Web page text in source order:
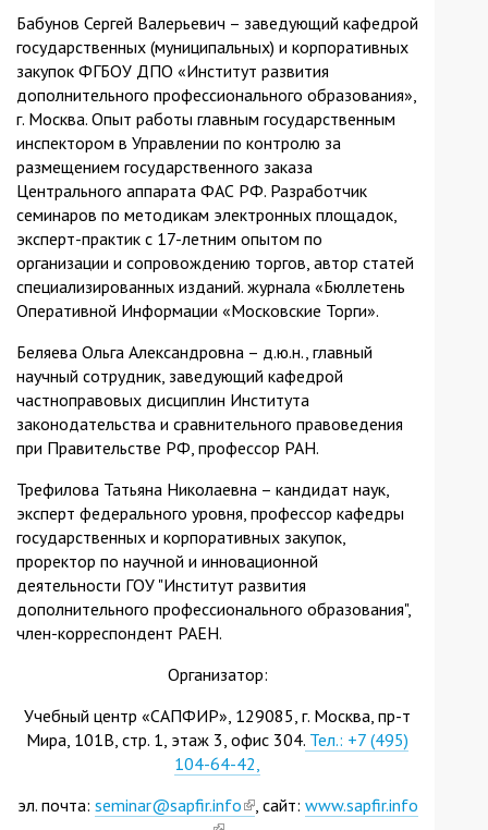
Бабунов Сергей Валерьевич – заведующий кафедрой
государственных (муниципальных) и корпоративных
закупок ФГБОУ ДПО «Институт развития
дополнительного профессионального образования»,
г. Москва. Опыт работы главным государственным
инспектором в Управлении по контролю за
размещением государственного заказа
Центрального аппарата ФАС РФ. Разработчик
семинаров по методикам электронных площадок,
эксперт-практик с 17-летним опытом по
организации и сопровождению торгов, автор статей
специализированных изданий. журнала «Бюллетень
Оперативной Информации «Московские Торги».
Беляева Ольга Александровна – д.ю.н., главный
научный сотрудник, заведующий кафедрой
частноправовых дисциплин Института
законодательства и сравнительного правоведения
при Правительстве РФ, профессор РАН.
Трефилова Татьяна Николаевна – кандидат наук,
эксперт федерального уровня, профессор кафедры
государственных и корпоративных закупок,
проректор по научной и инновационной
деятельности ГОУ "Институт развития
дополнительного профессионального образования",
член-корреспондент РАЕН.
Организатор:
Учебный центр «САПФИР», 129085, г. Москва, пр-т
Мира, 101В, стр. 1, этаж 3, офис 304. Тел.: +7 (495)
104-64-42,
эл. почта: seminar@sapfir.info(link
, сайт: www.sapfir.info